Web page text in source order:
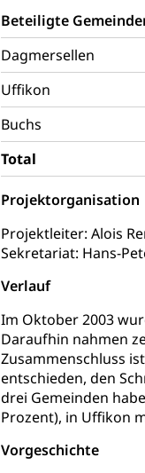
Beteiligte
Dagmersellen
Uffikon
Buchs
Total
Projektorganisation
Projektleiter: Alois
Sekretariat: Hans-
Verlauf
Im Oktober 2003
Daraufhin nahmen
Zusammenschluss
entschieden, den
drei Gemeinden
Prozent), in Uffikon
Vorgeschichte
Frühe Förderung
Gesundheit und
Erschöpfung,
Obligatorische
sichere
Trinkwasser
Prävention
Suchtprävention
Soziale Sicherheit
Kranken- und
Sucht und Drogen